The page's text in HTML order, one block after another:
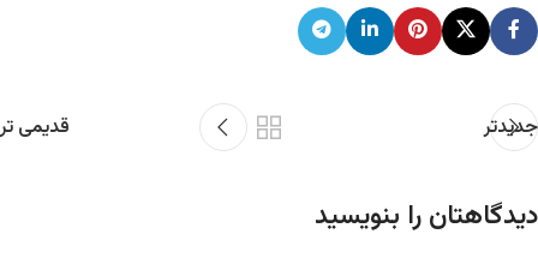
جدیدتر قدیمی تر
دیدگاهتان را بنویسید